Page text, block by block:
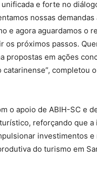
e forte no
nossas demandas
e agora aguardamos o
os próximos passos.
propostas em ações
completou o
o apoio de ABIH-SC e
turístico, reforçando que a
investimentos e
do turismo em